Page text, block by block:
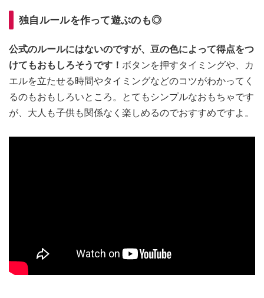
独自ルールを作って遊ぶのも◎
公式のルールにはないのですが、豆の色によって得点をつ
けてもおもしろそうです！ ボタンを押すタイミングや、カ
エルを立たせる時間やタイミングなどのコツがわかってく
るのもおもしろいところ。とてもシンプルなおもちゃです
が、大人も子供も関係なく楽しめるのでおすすめですよ。